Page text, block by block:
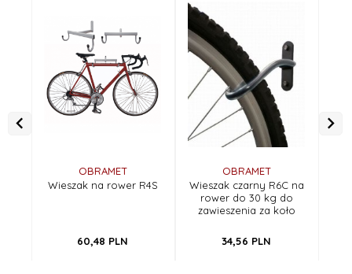
OBRAMET
Wieszak na rower R4S
60,48 PLN
OBRAMET
Wieszak czarny R6C na
rower do 30 kg do
zawieszenia za koło
34,56 PLN